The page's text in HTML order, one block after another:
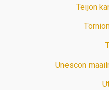
Teijon
Unescon